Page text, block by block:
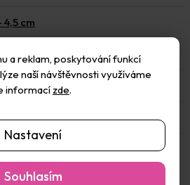
a reklam, poskytování funkcí
naší návštěvnosti využíváme
informací zde.
Nastavení
Souhlasím
4,5 cm